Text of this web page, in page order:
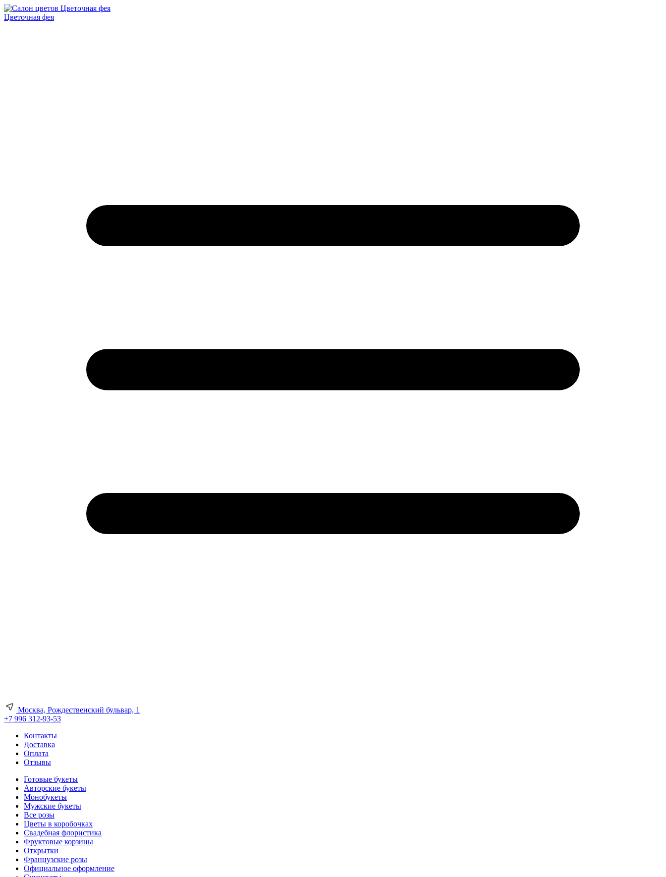
Цветочная фея
Москва, Рождественский бульвар, 1
+7 996 312-93-53
Контакты
Доставка
Оплата
Отзывы
Готовые букеты
Авторские букеты
Монобукеты
Мужские букеты
Все розы
Цветы в коробочках
Свадебная флористика
Фруктовые корзины
Открытки
Французские розы
Официальное оформление